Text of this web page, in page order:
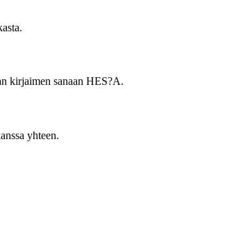
kirjaimen sanaan HES?A.
yhteen.